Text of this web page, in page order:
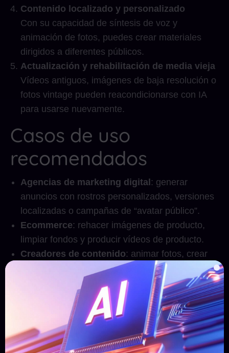
Contenido localizado y personalizado
Con su capacidad de síntesis de voz y
animación de fotos, puedes crear materiales
dirigidos a diferentes públicos.
Actualización y rehabilitación de media vieja
Vídeos antiguos, imágenes de baja resolución o
fotos vintage pueden reacondicionarse con IA
para usarse nuevamente.
Casos de uso
recomendados
Agencias de marketing digital : generar
anuncios con rostros personalizados, versiones
localizadas o campañas de “avatar público”.
Ecommerce: rehacer imágenes de producto,
limpiar fondos y producir vídeos de producto.
Creadores de contenido: animar fotos, crear
avatares hablantes para redes, o hacer intros
Educación y presentaciones corporativas:
generar materiales visuales estéticos con IA sin
necesidad de fotógrafo.
Empresas audiovisuales: mejorar vídeos